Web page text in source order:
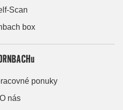
Scan
box
ponuky
O nás